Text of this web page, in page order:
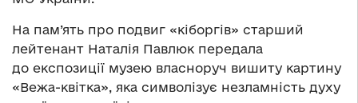
На пам’ять про подвиг «кіборгів» старший
лейтенант Наталія Павлюк передала
до експозиції музею власноруч вишиту картину
«Вежа-квітка», яка символізує незламність духу